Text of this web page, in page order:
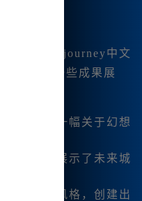
力
熟悉了Midjourney中文
创作的一些成果展
我创建了一幅关于幻想
念艺术，展示了未来城
典的油画风格，创建出